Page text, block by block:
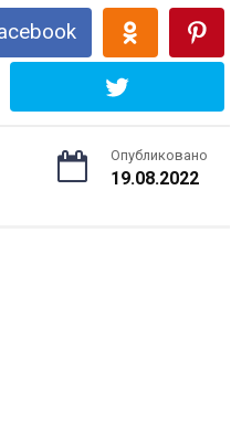
Опубликовано
19.08.2022